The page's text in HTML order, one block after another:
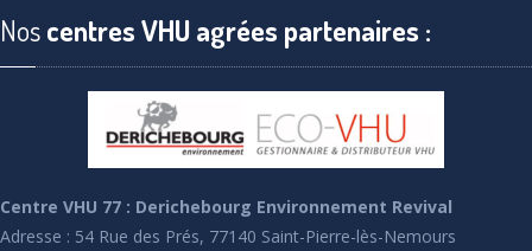
Noscentres VHU agrées partenaires :
Centre VHU 77 : Derichebourg Environnement Revival
Adresse : 54 Rue des Prés, 77140 Saint-Pierre-lès-Nemours